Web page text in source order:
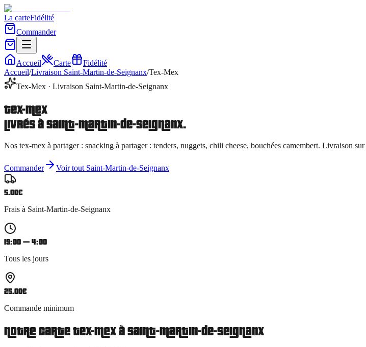
La carteFidélité
Commander
Accueil Carte
Fidélité
Accueil/Livraison Saint-Martin-de-Seignanx/Tex-Mex
Tex-Mex · Livraison Saint-Martin-de-Seignanx
Tex-Mex
livrés àSaint-Martin-de-Seignanx.
Nos tex-mex à partager: snacking à partager : tenders, nuggets, chili cheese, bouchées camembert. Livraison sur
Commander Voir tout Saint-Martin-de-Seignanx
5.00€
Frais à Saint-Martin-de-Seignanx
19:00 — 4:00
Tous les jours
25.00€
Commande minimum
Notre cartetex-mexàSaint-Martin-de-Seignanx